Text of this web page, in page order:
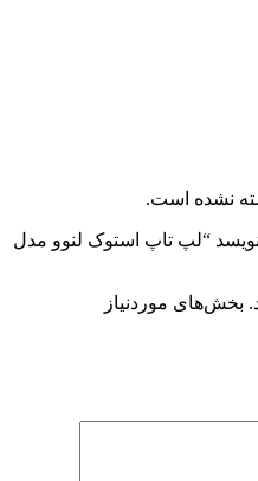
نشده است.
“لپ تاپ استوک لنوو مدل
بخش‌های موردنیاز